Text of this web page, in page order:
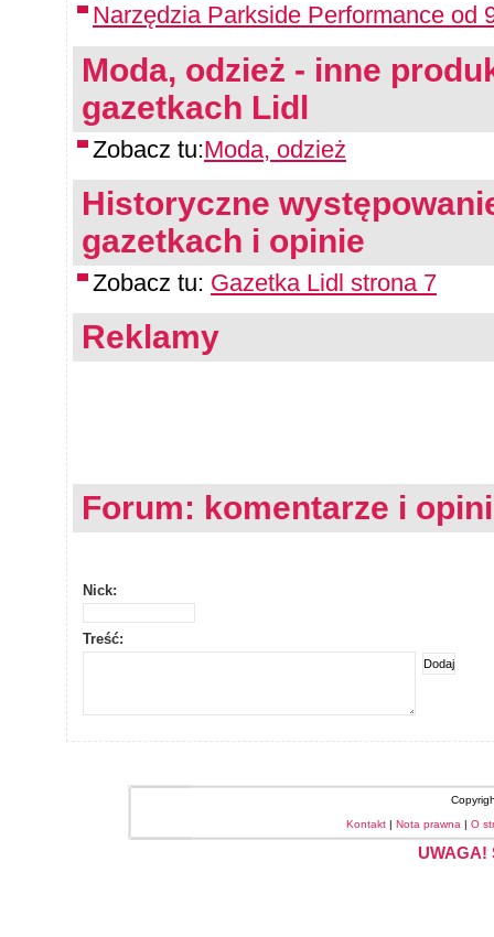
Narzędzia Parkside Performance od
Moda, odzież - inne
gazetkach Lidl
Zobacz tu:Moda, odzież
Historyczne
gazetkach i opinie
Zobacz tu: Gazetka Lidl strona 7
Reklamy
Forum: komentarze i
Nick:
Treść:
Kontakt | Nota prawna | O
UWAGA!